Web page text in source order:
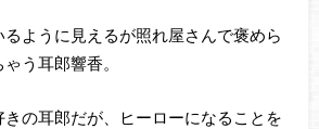
ように見えるが照れ屋さんで褒めら
う耳郎響香。
の耳郎だが、ヒーローになることを